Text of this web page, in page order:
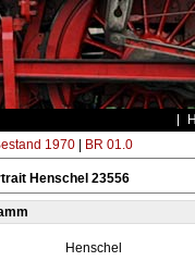
1970| BR 01.0
Henschel 23556
Henschel